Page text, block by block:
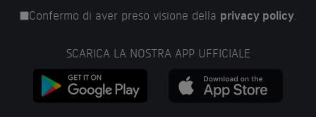
Confermo di aver preso visione della privacy policy.
SCARICA LA NOSTRA APP UFFICIALE